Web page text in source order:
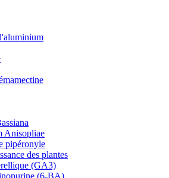
Anisopliae
pipéronyle
des plantes
(GA3)
(6-BA)